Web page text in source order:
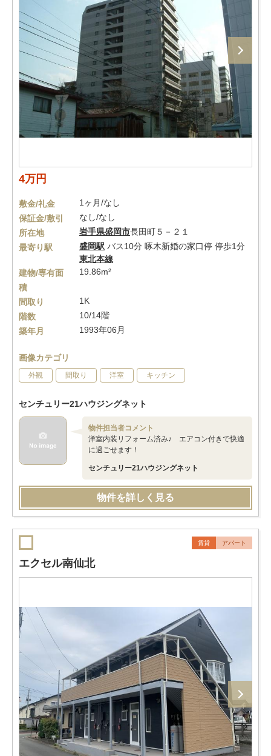
4万円
敷金/礼金
1ヶ月/なし
保証金/敷引
なし/なし
所在地
岩手県盛岡市長田町５－２１
最寄り駅
盛岡駅 バス10分 啄木新婚の家口停 停歩1分
東北本線
建物/専有面
積
19.86m²
間取り
1K
階数
10/14階
築年月
1993年06月
画像カテゴリ
外観 間取り 洋室 キッチン
センチュリー21ハウジングネット
物件担当者コメント
洋室内装リフォーム済み♪ エアコン付きで快適
に過ごせます！
センチュリー21ハウジングネット
物件を詳しく見る
賃貸 アパート
エクセル南仙北